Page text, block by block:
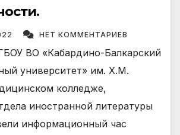
НЕТ КОММЕНТАРИЕВ
ВО «Кабардино-Балкарский
университет» им. Х.М.
колледже,
иностранной литературы
информационный час